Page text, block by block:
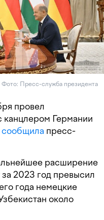
Фото: Пресс-служба президента
провел
канцлером Германии
сообщила пресс-
расширение
2023 год превысил
года немецкие
около